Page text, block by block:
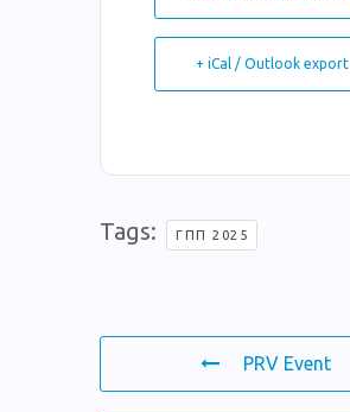
+ iCal / Outlook export
Tags: ΓΠΠ 2025
PRV Event